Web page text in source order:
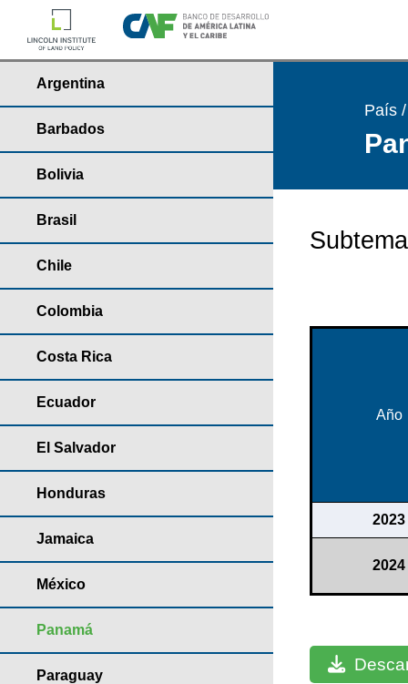
Argentina
Barbados
Bolivia
Brasil
Chile
Colombia
Costa Rica
Ecuador
El Salvador
Honduras
Jamaica
México
Panamá
Paraguay
País
Año
2023
2024